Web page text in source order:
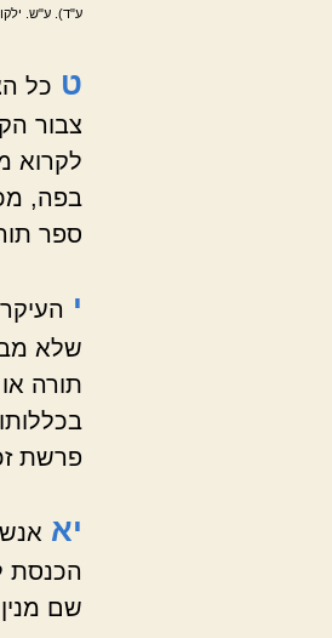
ע"ד). ע"ש.
ט כל
צבור
לקרוא
בפה,
ספר
י
שלא
תורה
פרשת
יא
הכנסת
שם